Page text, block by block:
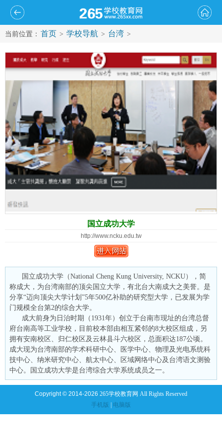
当前位置： 首页 > 学校导航 > 台湾 >
国立成功大学
http://www.ncku.edu.tw
国立成功大学（National Cheng Kung University, NCKU），简
称成大，为台湾南部的顶尖国立大学，有北台大南成大之美誉。是
分享“迈向顶尖大学计划”5年500亿补助的研究型大学，已发展为学
门规模全台第2的综合大学。
成大前身为日治时期（1931年）创立于台南市现址的台湾总督
府台南高等工业学校，目前校本部由相互紧邻的8大校区组成，另
拥有安南校区、归仁校区及云林县斗六校区，总面积达187公顷。
成大现为台湾南部的学术科研中心、医学中心、物理及光电系统科
技中心、纳米研究中心、航太中心、区域网络中心及台湾语文测验
中心。国立成功大学是台湾综合大学系统成员之一。
Copyright © 2014-2026 265学校教育网 All Rights Reserved
手机版 | 电脑版